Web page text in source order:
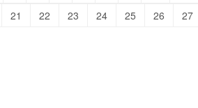
21 22 23 24 25 26 27